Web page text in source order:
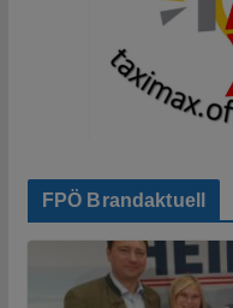
FPÖ Brandaktuell